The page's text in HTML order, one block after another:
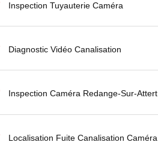
Inspection Tuyauterie Caméra
Diagnostic Vidéo Canalisation
Inspection Caméra Redange-Sur-Attert
Localisation Fuite Canalisation Caméra